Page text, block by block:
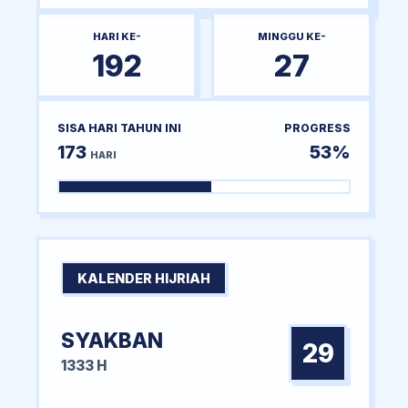
HARI KE-
192
MINGGU KE-
27
SISA HARI TAHUN INI
173 HARI
PROGRESS
53%
KALENDER HIJRIAH
SYAKBAN
1333 H 29